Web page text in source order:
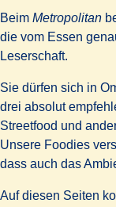
Beim Metropolitan
die vom Essen
Leserschaft.
Sie dürfen sich in
drei absolut
Streetfood und
Unsere Foodies
dass auch das
Auf diesen Seiten